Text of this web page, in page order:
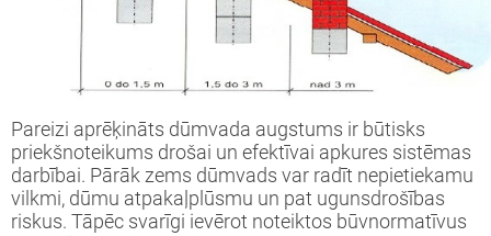
Pareizi aprēķināts dūmvada augstums ir būtisks
priekšnoteikums drošai un efektīvai apkures sistēmas
darbībai. Pārāk zems dūmvads var radīt nepietiekamu
vilkmi, dūmu atpakaļplūsmu un pat ugunsdrošības
riskus. Tāpēc svarīgi ievērot noteiktos būvnormatīvus